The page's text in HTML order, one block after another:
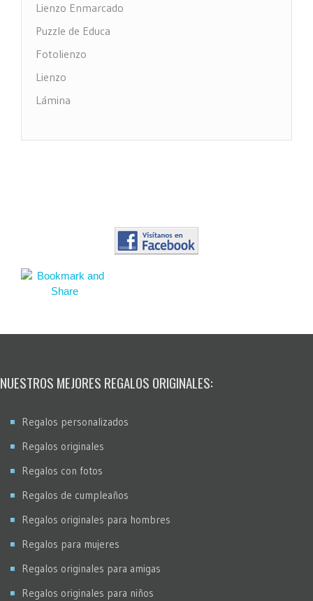
Lienzo Enmarcado
Puzzle de Educa
Fotolienzo
Lienzo
Lámina
NUESTROS MEJORES REGALOS ORIGINALES:
Regalos personalizados
Regalos originales
Regalos con fotos
Regalos de cumpleaños
Regalos originales para hombres
Regalos para mujeres
Regalos originales para amigas
Regalos originales para niños